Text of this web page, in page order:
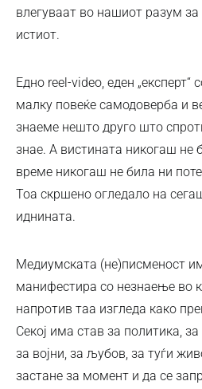
влегуваат во нашиот разум
истиот.
Едно reel-video, еден „експерт“
малку повеќе самодоверба и
знаеме нешто друго што
знае. А вистината никогаш не
време никогаш не била ни
Тоа скршено огледало на
иднината.
Медиумската (не)писменост
манифестира со незнаење во
напротив таа изгледа како
Секој има став за политика, за
за војни, за љубов, за туѓи
застане за момент и да се